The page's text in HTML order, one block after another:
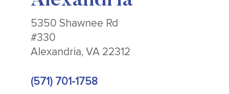
5350 Shawnee Rd
#330
Alexandria, VA 22312
(571) 701-1758